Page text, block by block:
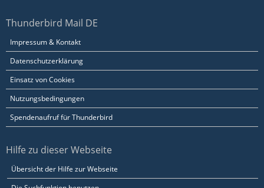
Thunderbird Mail DE
Impressum & Kontakt
Datenschutzerklärung
Einsatz von Cookies
Nutzungsbedingungen
Spendenaufruf für Thunderbird
Hilfe zu dieser Webseite
Übersicht der Hilfe zur Webseite